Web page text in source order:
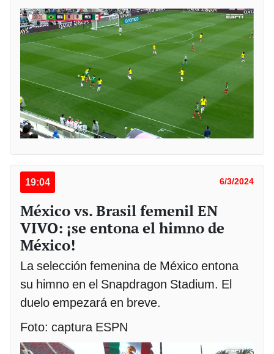
19:04 6/3/2024
México vs. Brasil femenil EN
VIVO: ¡se entona el himno de
México!
La selección femenina de México entona
su himno en el Snapdragon Stadium. El
duelo empezará en breve.
Foto: captura ESPN